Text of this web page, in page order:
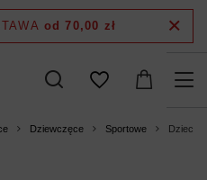
od 70,00 zł
Dziewczęce Sportowe